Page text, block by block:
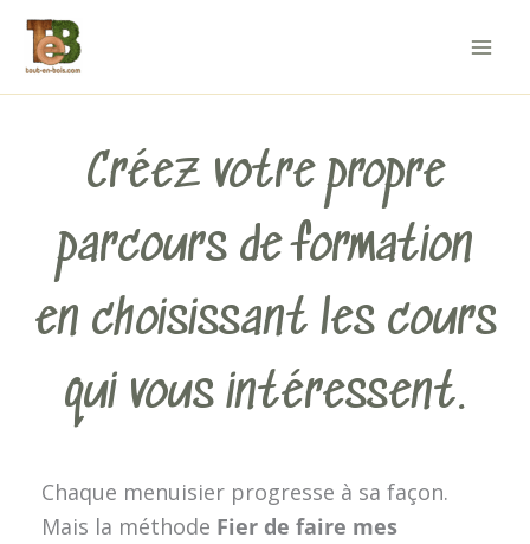
contenu
Créez votre propre
parcours de formation
en choisissant les cours
qui vous intéressent.
Chaque menuisier progresse à sa façon.
Mais la méthode Fier de faire mes